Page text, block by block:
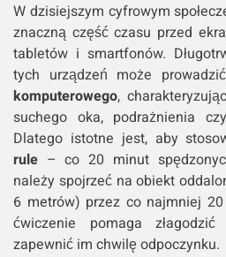
W dzisiejszym cyfrowym
znaczną część czasu przed
tabletów i smartfonów.
tych urządzeń może
komputerowego,
suchego oka, podrażnienia
Dlatego istotne jest, aby
rule – co 20 minut
należy spojrzeć na obiekt
6 metrów) przez co najmniej
ćwiczenie pomaga
zapewnić im chwilę odpoczynku.